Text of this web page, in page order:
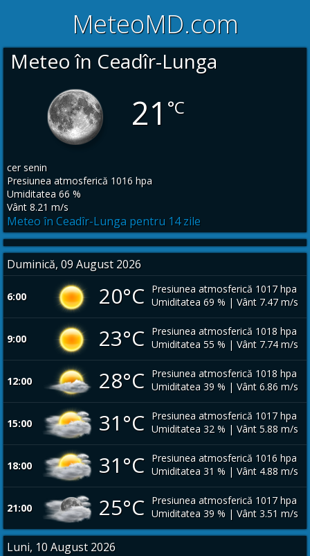
MeteoMD.com
Meteo în Ceadîr-Lunga
21 °C
cer senin
Presiunea atmosferică 1016 hpa
Umiditatea 66 %
Vânt 8.21 m/s
Meteo în Ceadîr-Lunga pentru 14 zile
Duminică, 09 August 2026
6:00 20°C Presiunea atmosferică 1017 hpa
Umiditatea 69 % | Vânt 7.47 m/s
9:00 23°C Presiunea atmosferică 1018 hpa
Umiditatea 55 % | Vânt 7.74 m/s
12:00 28°C Presiunea atmosferică 1018 hpa
Umiditatea 39 % | Vânt 6.86 m/s
15:00 31°C Presiunea atmosferică 1017 hpa
Umiditatea 32 % | Vânt 5.88 m/s
18:00 31°C Presiunea atmosferică 1016 hpa
Umiditatea 31 % | Vânt 4.88 m/s
21:00 25°C Presiunea atmosferică 1017 hpa
Umiditatea 39 % | Vânt 3.51 m/s
Luni, 10 August 2026